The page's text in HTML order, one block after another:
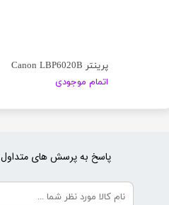
پرینتر Canon LBP6020B
اتمام موجودی
پاسخ به پرسش های متداول